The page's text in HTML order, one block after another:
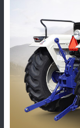
सम्पादकीय